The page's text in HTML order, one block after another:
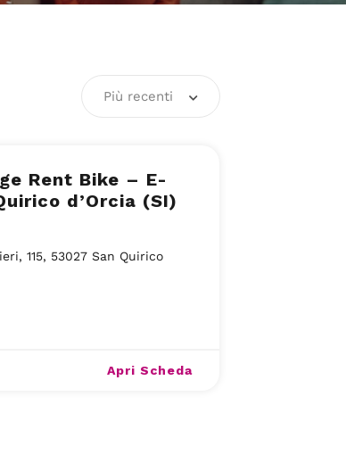
Più recenti
Rent Bike – E-
d’Orcia (SI)
115, 53027 San Quirico
Apri Scheda